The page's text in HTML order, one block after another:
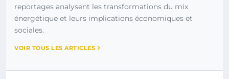
reportages analysent les transformations du mix
énergétique et leurs implications économiques et
sociales.
VOIR TOUS LES ARTICLES